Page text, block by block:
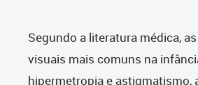
Segundo a literatura médica,
visuais mais comuns na
hipermetropia e astigmatismo,